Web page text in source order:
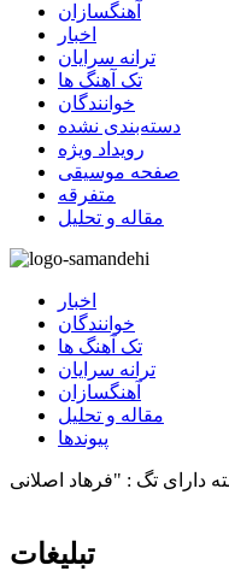
آهنگسازان
اخبار
ترانه سرایان
تک آهنگ ها
خوانندگان
دسته‌بندی نشده
رویداد ویژه
صفحه موسیقی
متفرقه
مقاله و تحلیل
اخبار
خوانندگان
تک آهنگ ها
ترانه سرایان
آهنگسازان
مقاله و تحلیل
پیوندها
تبلیغات